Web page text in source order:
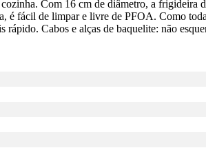
Com 16 cm de diâmetro, a
é fácil de limpar e livre de PFOA. Como
Cabos e alças de baquelite: não